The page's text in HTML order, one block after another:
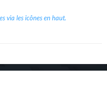
via les icônes en haut.